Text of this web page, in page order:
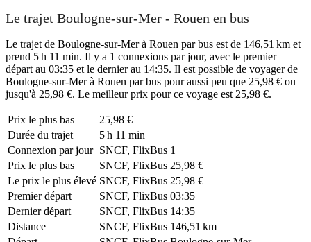
Le trajet Boulogne-sur-Mer - Rouen en bus
Le trajet de Boulogne-sur-Mer à Rouen par bus est de 146,51 km et
prend 5 h 11 min. Il y a 1 connexions par jour, avec le premier
départ au 03:35 et le dernier au 14:35. Il est possible de voyager de
Boulogne-sur-Mer à Rouen par bus pour aussi peu que 25,98 € ou
jusqu'à 25,98 €. Le meilleur prix pour ce voyage est 25,98 €.
Prix ​​le plus bas
25,98 €
Durée du trajet
5 h 11 min
Connexion par jour SNCF, FlixBus 1
Prix ​​le plus bas
SNCF, FlixBus 25,98 €
Le prix le plus élevé SNCF, FlixBus 25,98 €
Premier départ
SNCF, FlixBus 03:35
Dernier départ
SNCF, FlixBus 14:35
Distance
SNCF, FlixBus 146,51 km